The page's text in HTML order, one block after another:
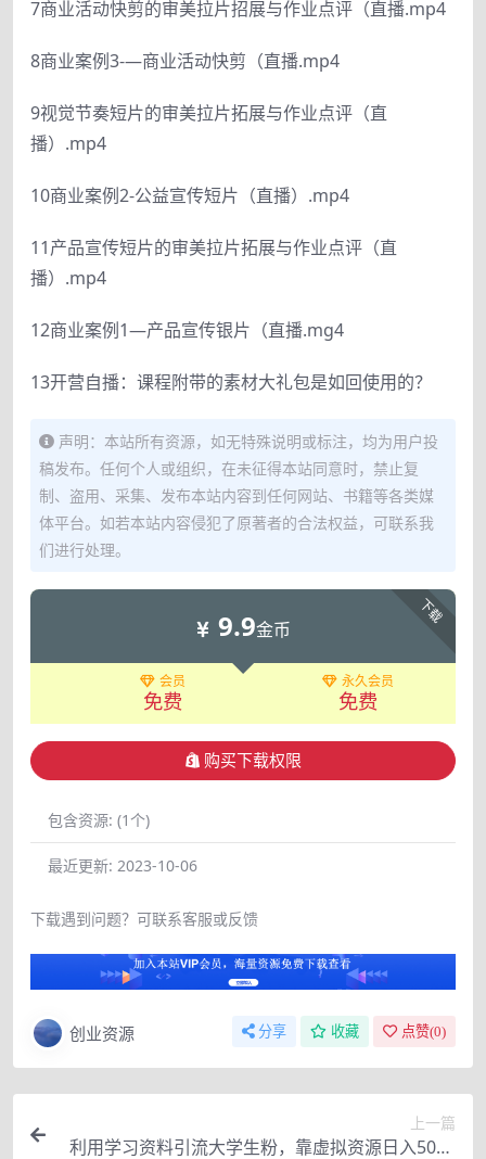
7商业活动快剪的审美拉片招展与作业点评（直播.mp4
8商业案例3-—商业活动快剪（直播.mp4
9视觉节奏短片的审美拉片拓展与作业点评（直
播）.mp4
10商业案例2-公益宣传短片（直播）.mp4
11产品宣传短片的审美拉片拓展与作业点评（直
播）.mp4
12商业案例1—产品宣传银片（直播.mg4
13开营自播：课程附带的素材大礼包是如回使用的？
声明：本站所有资源，如无特殊说明或标注，均为用户投
稿发布。任何个人或组织，在未征得本站同意时，禁止复
制、盗用、采集、发布本站内容到任何网站、书籍等各类媒
体平台。如若本站内容侵犯了原著者的合法权益，可联系我
们进行处理。
下载
9.9金币
会员
免费
永久会员
免费
购买下载权限
包含资源: (1个)
最近更新: 2023-10-06
下载遇到问题？可联系客服或反馈
创业资源 分享 收藏 点赞(0)
上一篇
利用学习资料引流大学生粉，靠虚拟资源日入500+